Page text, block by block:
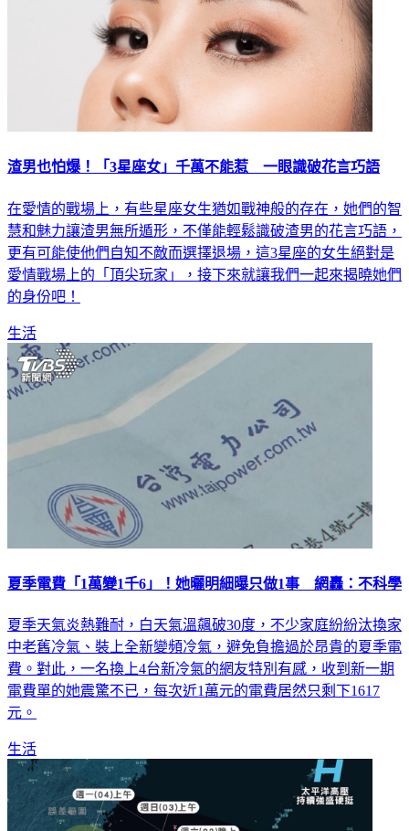
渣男也怕爆！「3星座女」千萬不能惹 一眼識破花言巧語
在愛情的戰場上，有些星座女生猶如戰神般的存在，她們的智
慧和魅力讓渣男無所遁形，不僅能輕鬆識破渣男的花言巧語，
更有可能使他們自知不敵而選擇退場，這3星座的女生絕對是
愛情戰場上的「頂尖玩家」，接下來就讓我們一起來揭曉她們
的身份吧！
生活
夏季電費「1萬變1千6」！她曬明細曝只做1事 網轟：不科學
夏季天氣炎熱難耐，白天氣溫飆破30度，不少家庭紛紛汰換家
中老舊冷氣、裝上全新變頻冷氣，避免負擔過於昂貴的夏季電
費。對此，一名換上4台新冷氣的網友特別有感，收到新一期
電費單的她震驚不已，每次近1萬元的電費居然只剩下1617
元。
生活